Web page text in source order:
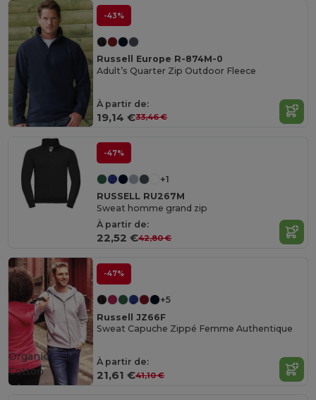
-43%
Russell Europe R-874M-0
Adult’s Quarter Zip Outdoor Fleece
À partir de:
19,14 €33,46 €
-47%
+1
RUSSELL RU267M
Sweat homme grand zip
À partir de:
22,52 €42,80 €
-47%
+5
Russell JZ66F
Sweat Capuche Zippé Femme Authentique
À partir de:
21,61 €41,10 €
Organic
Cotton